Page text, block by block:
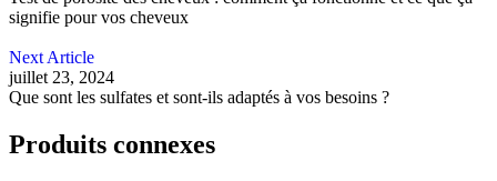
signifie pour vos cheveux
Next Article
juillet 23, 2024
Que sont les sulfates et sont-ils adaptés à vos besoins ?
Produits connexes